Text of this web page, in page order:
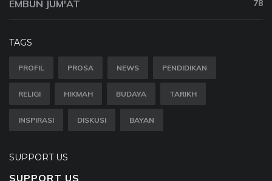
EMBUN JUM'AT 78
TAGS
PROFIL PROSA NEWS PENDIDIKAN
RELIGI HIKMAH BUDAYA TARIKH
INSPIRASI DISKUSI BAYAN
SUPPORT US
SUPPORT US